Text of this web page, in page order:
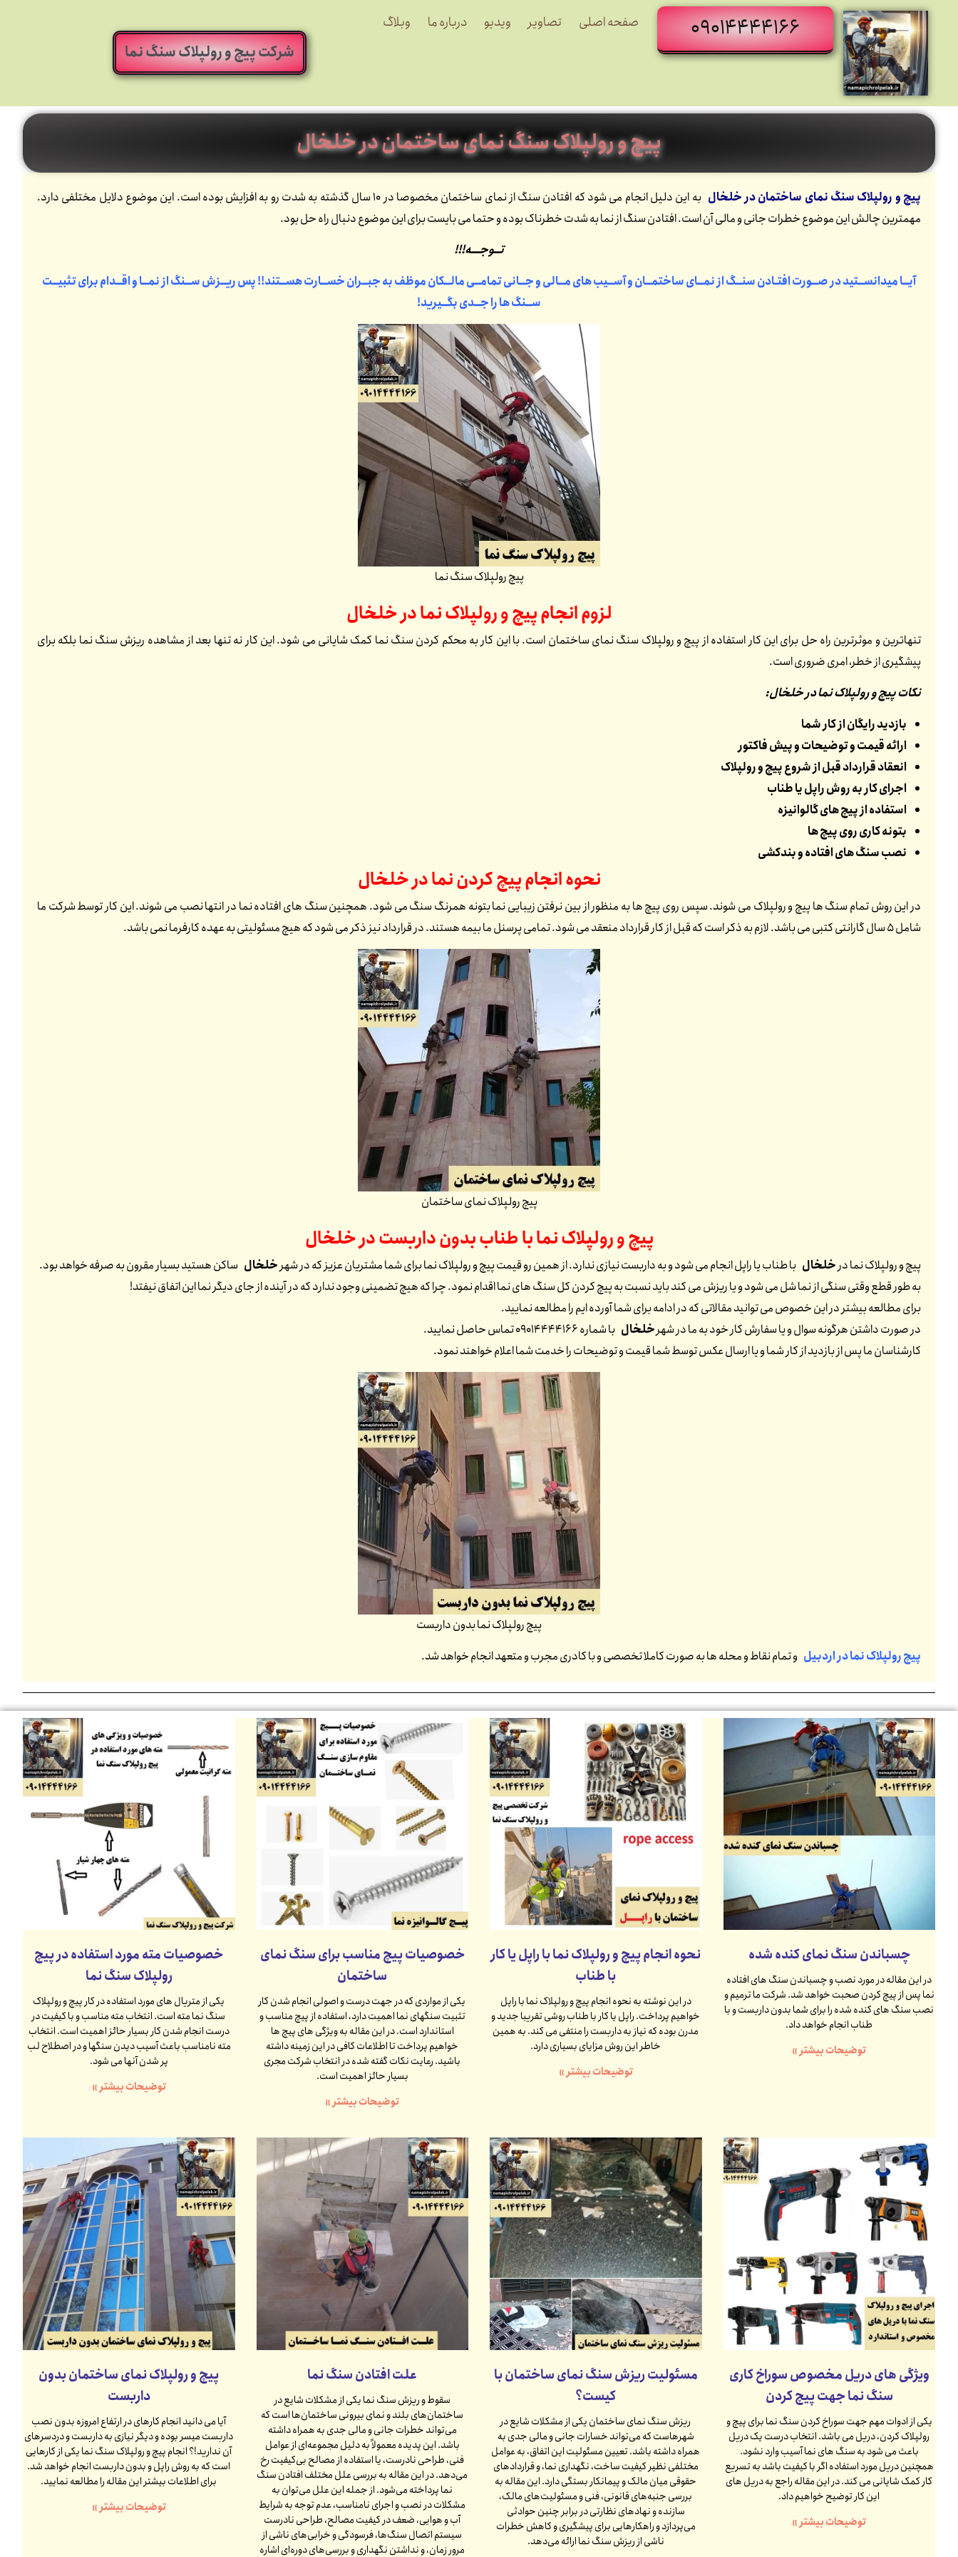
09014444166 صفحه اصلی تصاویر ویدیو درباره ما وبلاگ
شرکت پیچ و رولپلاک سنگ نما
پیچ و رولپلاک سنگ نمای ساختمان در خلخال
پیچ و رولپلاک سنگ نمای ساختمان در خلخال
به این دلیل انجام می شود که افتادن سنگ از نمای ساختمان مخصوصا در 10 سال گذشته به شدت رو به افزایش بوده است. این موضوع دلایل مختلفی دارد.
مهمترین چالش این موضوع خطرات جانی و مالی آن است. افتادن سنگ از نما به شدت خطرناک بوده و حتما می بایست برای این موضوع دنبال راه حل بود.
تــوجـــه!!!
آیــا میدانســتید در صــورت افتـادن سنــگ از نمــای ساختمــان و آســیب های مــالی و جــانی تمامــی مالــکان موظف به جبــران خســارت هســتند!! پس ریــزش ســنگ از نمــا و اقــدام برای تثبیــت
ســنگ ها را جــدی بگــیرید!
پیچ رولپلاک سنگ نما
لزوم انجام پیچ و رولپلاک نما درخلخال
تنهاترین و موثرترین راه حل برای این کار استفاده از پیچ و رولپلاک سنگ نمای ساختمان است. با این کار به محکم کردن سنگ نما کمک شایانی می شود. این کار نه تنها بعد از مشاهده ریزش سنگ نما بلکه برای
پیشگیری از خطر، امری ضروری است.
نکات پیچ و رولپلاک نما در خلخال:
بازدید رایگان از کار شما
ارائه قیمت و توضیحات و پیش فاکتور
انعقاد قرارداد قبل از شروع پیچ و رولپلاک
اجرای کار به روش راپل یا طناب
استفاده از پیچ های گالوانیزه
بتونه کاری روی پیچ ها
نصب سنگ های افتاده و بندکشی
نحوه انجام پیچ کردن نما درخلخال
در این روش تمام سنگ ها پیچ و رولپلاک می شوند. سپس روی پیچ ها به منظور از بین نرفتن زیبایی نما بتونه همرنگ سنگ می شود. همچنین سنگ های افتاده نما در انتها نصب می شوند. این کار توسط شرکت ما
شامل 5 سال گارانتی کتبی می باشد. لازم به ذکر است که قبل از کار قرارداد منعقد می شود. تمامی پرسنل ما بیمه هستند. در قرارداد نیز ذکر می شود که هیچ مسئولیتی به عهده کارفرما نمی باشد.
پیچ رولپلاک نمای ساختمان
پیچ و رولپلاک نما با طناب بدون داربست درخلخال
پیچ و رولپلاک نما درخلخال با طناب یا راپل انجام می شود و به داربست نیازی ندارد. از همین رو قیمت پیچ و رولپلاک نما برای شما مشتریان عزیز که در شهرخلخال ساکن هستید بسیار مقرون به صرفه خواهد بود.
به طور قطع وقتی سنگی از نما شل می شود و یا ریزش می کند باید نسبت به پیچ کردن کل سنگ های نما اقدام نمود. چرا که هیچ تضمینی وجود ندارد که در آینده از جای دیگر نما این اتفاق نیفتد!
برای مطالعه بیشتر در این خصوص می توانید مقالاتی که در ادامه برای شما آورده ایم را مطالعه نمایید.
در صورت داشتن هرگونه سوال و یا سفارش کار خود به ما در شهرخلخال با شماره 09014444166 تماس حاصل نمایید.
کارشناسان ما پس از بازدید از کار شما و یا ارسال عکس توسط شما قیمت و توضیحات را خدمت شما اعلام خواهند نمود.
پیچ رولپلاک نما بدون داربست
پیچ رولپلاک نما در اردبیل و تمام نقاط و محله ها به صورت کاملا تخصصی و با کادری مجرب و متعهد انجام خواهد شد.
چسباندن سنگ نمای کنده شده
در این مقاله در مورد نصب و چسباندن سنگ های افتاده
نما پس از پیچ کردن صحبت خواهد شد. شرکت ما ترمیم و
نصب سنگ های کنده شده را برای شما بدون داربست و با
طناب انجام خواهد داد.
توضیحات بیشتر »
نحوه انجام پیچ و رولپلاک نما با راپل یا کار
با طناب
در این نوشته به نحوه انجام پیچ و رولپلاک نما با راپل
خواهیم پرداخت. راپل یا کار با طناب روشی تقریبا جدید و
مدرن بوده که نیاز به داربست را منتفی می کند. به همین
خاطر این روش مزایای بسیاری دارد.
توضیحات بیشتر »
خصوصیات پیچ مناسب برای سنگ نمای
ساختمان
یکی از مواردی که در جهت درست و اصولی انجام شدن کار
تثبیت سنگهای نما اهمیت دارد، استفاده از پیچ مناسب و
استاندارد است. در این مقاله به ویژگی های پیچ ها
خواهیم پرداخت تا اطلاعات کافی در این زمینه داشته
باشید. رعایت نکات گفته شده در انتخاب شرکت مجری
بسیار حائز اهمیت است.
توضیحات بیشتر »
خصوصیات مته مورد استفاده در پیچ
رولپلاک سنگ نما
یکی از متریال های مورد استفاده در کار پیچ و رولپلاک
سنگ نما مته است. انتخاب مته مناسب و با کیفیت در
درست انجام شدن کار بسیار حائز اهمیت است. انتخاب
مته نامناسب باعث آسیب دیدن سنگها و در اصطلاح لب
پر شدن آنها می شود.
توضیحات بیشتر »
ویژگی های دریل مخصوص سوراخ کاری
سنگ نما جهت پیچ کردن
یکی از ادوات مهم جهت سوراخ کردن سنگ نما برای پیچ و
رولپلاک کردن، دریل می باشد. انتخاب درست یک دریل
باعث می شود به سنگ های نما آسیب وارد نشود.
همچنین دریل مورد استفاده اگر با کیفیت باشد به تسریع
کار کمک شایانی می کند. در این مقاله راجع به دریل های
این کار توضیح خواهیم داد.
توضیحات بیشتر »
مسئولیت ریزش سنگ نمای ساختمان با
کیست؟
ریزش سنگ نمای ساختمان یکی از مشکلات شایع در
شهرهاست که می‌تواند خسارات جانی و مالی جدی به
همراه داشته باشد. تعیین مسئولیت این اتفاق، به عوامل
مختلفی نظیر کیفیت ساخت، نگهداری نما، و قراردادهای
حقوقی میان مالک و پیمانکار بستگی دارد. این مقاله به
بررسی جنبه‌های قانونی، فنی و مسئولیت‌های مالک،
سازنده و نهادهای نظارتی در برابر چنین حوادثی
می‌پردازد و راهکارهایی برای پیشگیری و کاهش خطرات
ناشی از ریزش سنگ نما ارائه می‌دهد.
علت افتادن سنگ نما
سقوط و ریزش سنگ نما یکی از مشکلات شایع در
ساختمان‌های بلند و نمای بیرونی ساختمان‌ها است که
می‌تواند خطرات جانی و مالی جدی به همراه داشته
باشد. این پدیده معمولاً به دلیل مجموعه‌ای از عوامل
فنی، طراحی نادرست، یا استفاده از مصالح بی‌کیفیت رخ
می‌دهد. در این مقاله به بررسی علل مختلف افتادن سنگ
نما پرداخته می‌شود. از جمله این علل می‌توان به
مشکلات در نصب و اجرای نامناسب، عدم توجه به شرایط
آب و هوایی، ضعف در کیفیت مصالح، طراحی نادرست
سیستم اتصال سنگ‌ها، فرسودگی و خرابی‌های ناشی از
مرور زمان، و نداشتن نگهداری و بررسی‌های دوره‌ای اشاره
پیچ و رولپلاک نمای ساختمان بدون
داربست
آیا می دانید انجام کارهای در ارتفاع امروزه بدون نصب
داربست میسر بوده و دیگر نیازی به داربست و دردسرهای
آن ندارید!؟ انجام پیچ و رولپلاک سنگ نما یکی از کارهایی
است که به روش راپل و بدون داربست انجام خواهد شد.
برای اطلاعات بیشتر این مقاله را مطالعه نمایید.
توضیحات بیشتر »